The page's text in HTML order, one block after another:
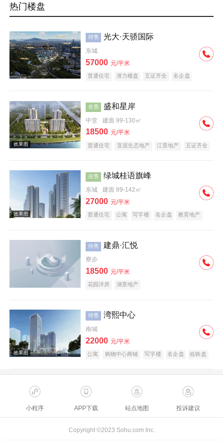
热门楼盘
待售 光大·天骄国际
东城
57000 元/平米
普通住宅 潜力楼盘 五证齐全 名企盘
在售 盛和星岸
中堂 建面 99-130㎡
18500 元/平米
普通住宅 宜居生态地产 江景地产 五证齐全
在售 绿城桂语旗峰
东城 建面 89-142㎡
27000 元/平米
普通住宅 公寓 写字楼 名企盘 教育地产
待售 建鼎·汇悦
寮步
18500 元/平米
花园洋房 湖景地产
待售 湾熙中心
南城
22000 元/平米
公寓 购物中心商铺 写字楼 名企盘 临铁盘
小程序 APP下载 站点地图 投诉建议
Copyright ©2023 Sohu.com Inc.